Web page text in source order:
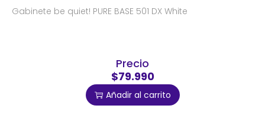
Gabinete be quiet! PURE BASE 501 DX White
Precio
$79.990
Añadir al carrito